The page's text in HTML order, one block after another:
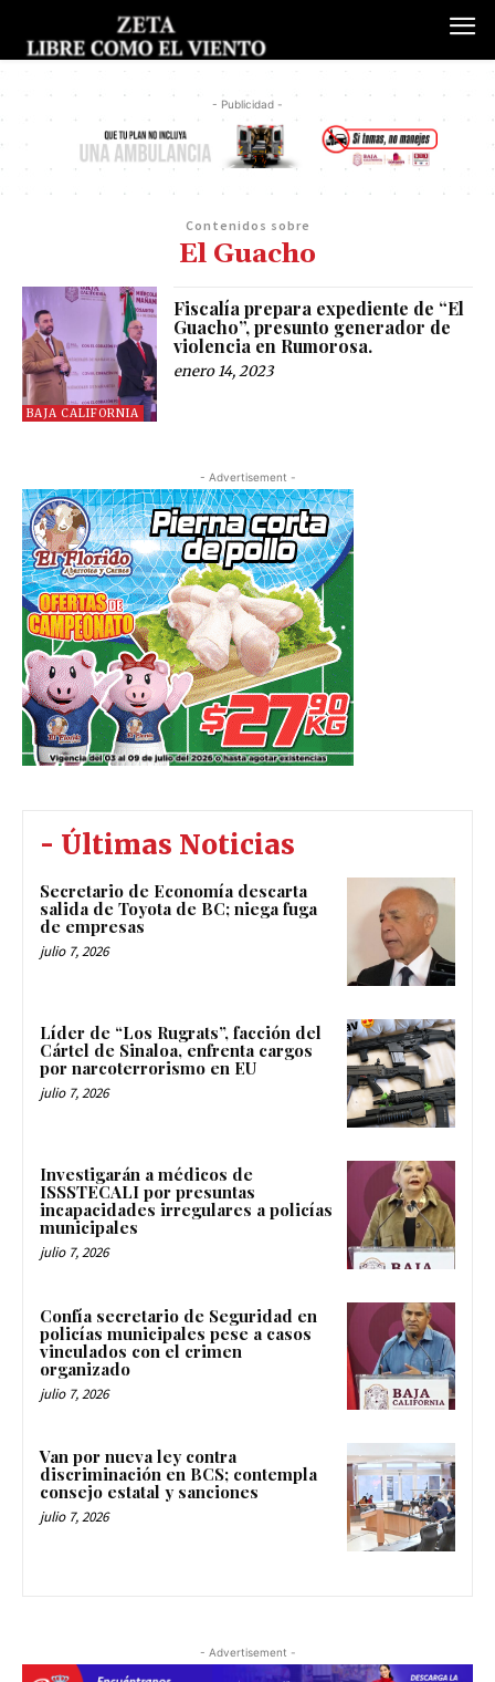
- Publicidad -
Contenidos sobre
El Guacho
BAJA CALIFORNIA
Fiscalía prepara expediente de “El
Guacho”, presunto generador de
violencia en Rumorosa.
enero 14, 2023
- Advertisement -
- Últimas Noticias
Secretario de Economía descarta
salida de Toyota de BC; niega fuga
de empresas
julio 7, 2026
Líder de “Los Rugrats”, facción del
Cártel de Sinaloa, enfrenta cargos
por narcoterrorismo en EU
julio 7, 2026
Investigarán a médicos de
ISSSTECALI por presuntas
incapacidades irregulares a policías
municipales
julio 7, 2026
Confía secretario de Seguridad en
policías municipales pese a casos
vinculados con el crimen
organizado
julio 7, 2026
Van por nueva ley contra
discriminación en BCS; contempla
consejo estatal y sanciones
julio 7, 2026
- Advertisement -